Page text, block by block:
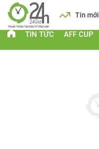
Lịch Tin mới
TIN TỨC AFF CUP